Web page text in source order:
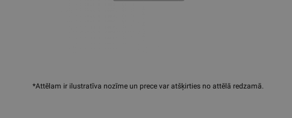
*Attēlam ir ilustratīva nozīme un prece var atšķirties no attēlā redzamā.